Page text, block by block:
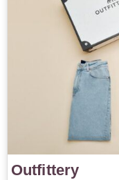
Outfittery